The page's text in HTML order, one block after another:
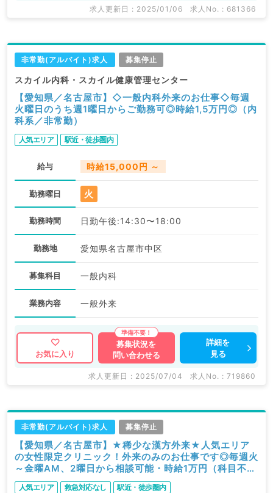
求人更新日 : 2025/01/06 求人No. : 681366
非常勤(アルバイト)求人 募集停止
スカイル内科・スカイル健康管理センター
【愛知県／名古屋市】◇一般内科外来のお仕事◇毎週
火曜日のうち週1曜日からご勤務可◎時給1,5万円◎（内
科系／非常勤）
人気エリア 駅近・徒歩圏内
給与 時給15,000円 ～
勤務曜日 火
勤務時間 日勤午後:14:30〜18:00
勤務地 愛知県名古屋市中区
募集科目 一般内科
業務内容 一般外来
お気に入り
募集状況を
問い合わせる
詳細を
見る
求人更新日 : 2025/07/04 求人No. : 719860
非常勤(アルバイト)求人 募集停止
【愛知県／名古屋市】★稀少な漢方外来★人気エリア
の女性限定クリニック！外来のみのお仕事です◎毎週火
～金曜AM、2曜日から相談可能・時給1万円（科目不問
／非常勤）
人気エリア 救急対応なし 駅近・徒歩圏内